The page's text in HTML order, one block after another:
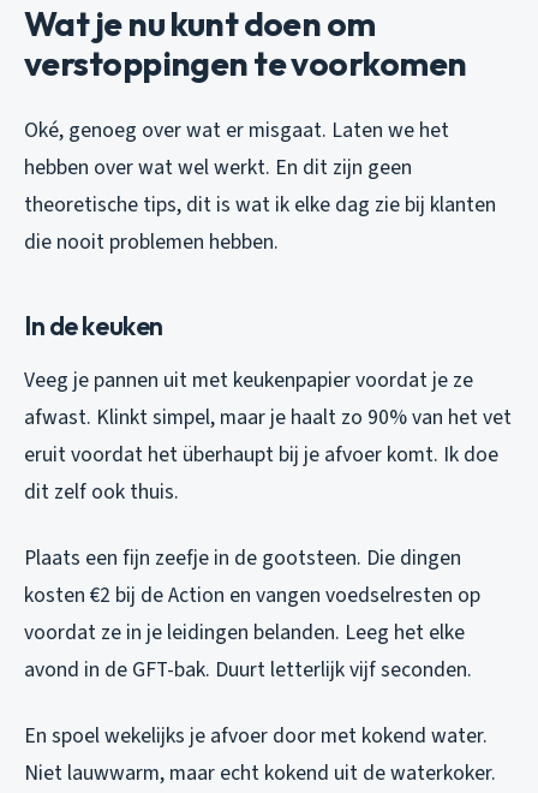
Wat je nu kunt doen om
verstoppingen te voorkomen
Oké, genoeg over wat er misgaat. Laten we het
hebben over wat wel werkt. En dit zijn geen
theoretische tips, dit is wat ik elke dag zie bij klanten
die nooit problemen hebben.
In de keuken
Veeg je pannen uit met keukenpapier voordat je ze
afwast. Klinkt simpel, maar je haalt zo 90% van het vet
eruit voordat het überhaupt bij je afvoer komt. Ik doe
dit zelf ook thuis.
Plaats een fijn zeefje in de gootsteen. Die dingen
kosten €2 bij de Action en vangen voedselresten op
voordat ze in je leidingen belanden. Leeg het elke
avond in de GFT-bak. Duurt letterlijk vijf seconden.
En spoel wekelijks je afvoer door met kokend water.
Niet lauwwarm, maar echt kokend uit de waterkoker.